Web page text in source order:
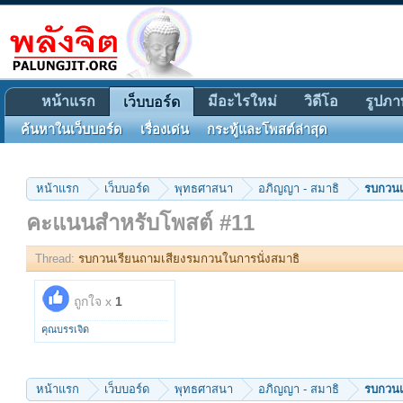
หน้าแรก เว็บบอร์ด พุทธศาสนา อภิญญา - สมาธิ รบกวน
คะแนนสำหรับโพสต์ #11
Thread: รบกวนเรียนถามเสียงรมกวนในการนั่งสมาธิ
ถูกใจ x 1
คุณบรรเจิด
หน้าแรก เว็บบอร์ด พุทธศาสนา อภิญญา - สมาธิ รบกวน
หน้าแรก เว็บบอร์ด
ค้นหาในเว็บบอร์ด เรื่องเด่น กระทู้และโพสต์ล่าสุด
มีอะไรใหม่ วิดีโอ รูปภ